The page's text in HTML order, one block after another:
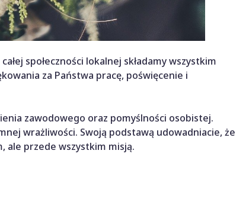
społeczności lokalnej składamy wszystkim
za Państwa pracę, poświęcenie i
zawodowego oraz pomyślności osobistej.
wrażliwości. Swoją podstawą udowadniacie, że
ale przede wszystkim misją.